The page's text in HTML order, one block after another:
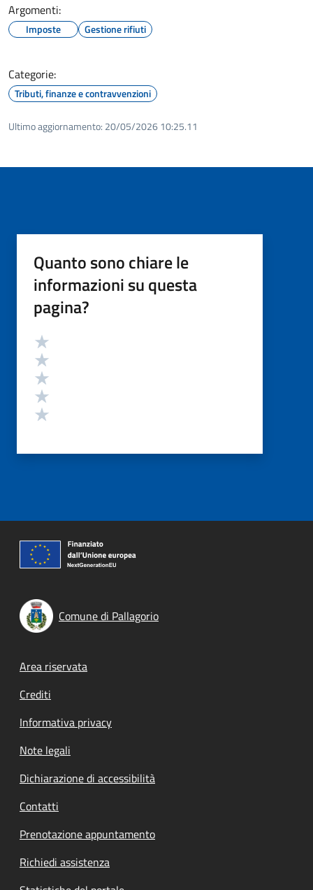
Argomenti:
Imposte Gestione rifiuti
Categorie:
Tributi, finanze e contravvenzioni
Ultimo aggiornamento: 20/05/2026 10:25.11
Quanto sono chiare le
informazioni su questa
pagina?
Valutazione
Comune di Pallagorio
Footer menu
Area riservata
Crediti
Informativa privacy
Note legali
Dichiarazione di accessibilità
Contatti
Prenotazione appuntamento
Richiedi assistenza